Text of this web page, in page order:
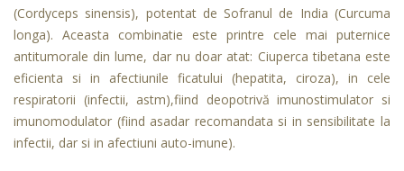
(Cordyceps sinensis), potentat de Sofranul de India (Curcuma
longa). Aceasta combinatie este printre cele mai puternice
antitumorale din lume, dar nu doar atat: Ciuperca tibetana este
eficienta si in afectiunile ficatului (hepatita, ciroza), in cele
respiratorii (infectii, astm),fiind deopotrivă imunostimulator si
imunomodulator (fiind asadar recomandata si in sensibilitate la
infectii, dar si in afectiuni auto-imune).